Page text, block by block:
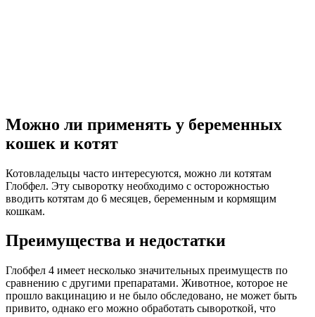
Можно ли применять у беременных
кошек и котят
Котовладельцы часто интересуются, можно ли котятам
Глобфел. Эту сыворотку необходимо с осторожностью
вводить котятам до 6 месяцев, беременным и кормящим
кошкам.
Преимущества и недостатки
Глобфел 4 имеет несколько значительных преимуществ по
сравнению с другими препаратами. Животное, которое не
прошло вакцинацию и не было обследовано, не может быть
привито, однако его можно обработать сывороткой, что